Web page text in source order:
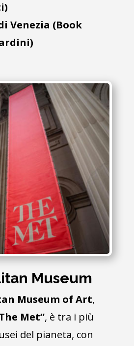
Venezia (Book
Museum
Museum of Art,
Met”, è tra i più
del pianeta, con